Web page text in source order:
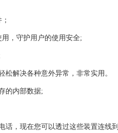
，守护用户的使用安全;
松解决各种意外异常，非常实用。
的内部数据;
话，现在您可以透过这些装置连线